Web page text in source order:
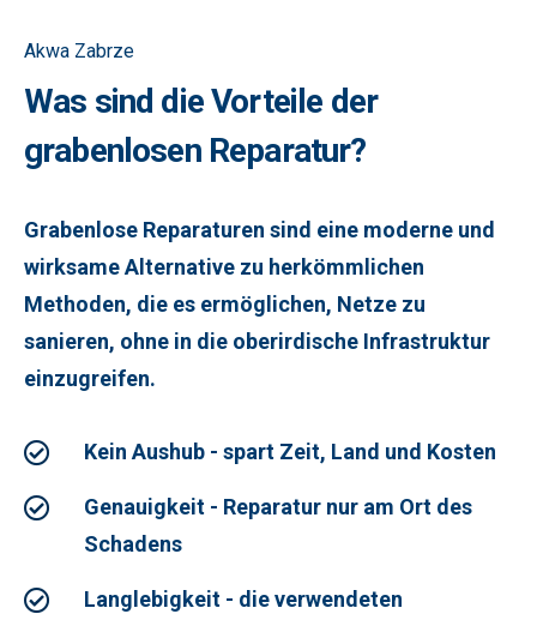
Akwa Zabrze
Was sind die Vorteile der
grabenlosen Reparatur?
Grabenlose Reparaturen sind eine moderne und
wirksame Alternative zu herkömmlichen
Methoden, die es ermöglichen, Netze zu
sanieren, ohne in die oberirdische Infrastruktur
einzugreifen.
Kein Aushub - spart Zeit, Land und Kosten
Genauigkeit - Reparatur nur am Ort des
Schadens
Langlebigkeit - die verwendeten